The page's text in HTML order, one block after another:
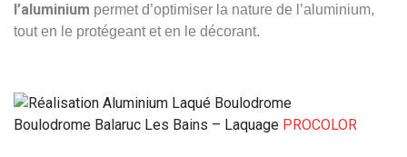
l’aluminium permet d’optimiser la nature de l’aluminium,
tout en le protégeant et en le décorant.
Boulodrome Balaruc Les Bains – Laquage PROCOLOR